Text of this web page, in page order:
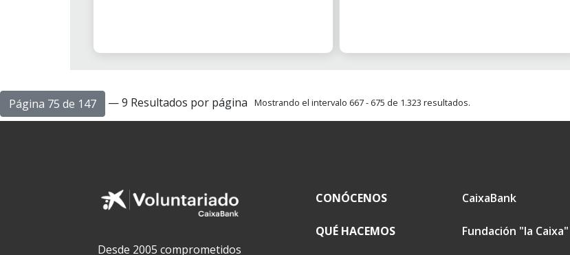
plan de Naciones Unidas para
nuestro planeta.
Página 75 de 147
— 9 Resultados por página Mostrando el intervalo 667 - 675 de 1.323 resultados.
Desde 2005 comprometidos
CONÓCENOS
QUÉ HACEMOS
CaixaBank
Fundación "la Caixa"